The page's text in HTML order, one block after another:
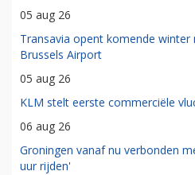
05 aug 26
Transavia opent komende
Brussels Airport
05 aug 26
KLM stelt eerste commerciële
06 aug 26
Groningen vanaf nu verbonden
uur rijden'